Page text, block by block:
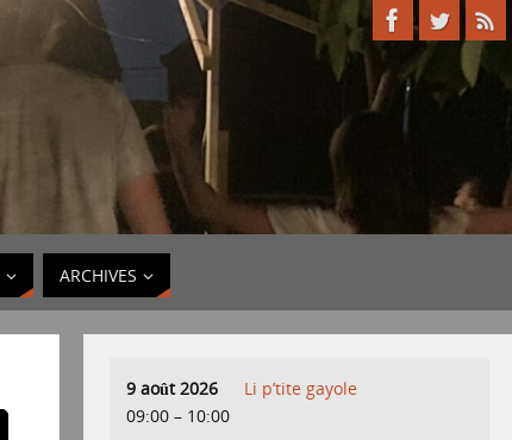
ARCHIVES
9 août 2026
09:00 – 10:00
Li p’tite gayole